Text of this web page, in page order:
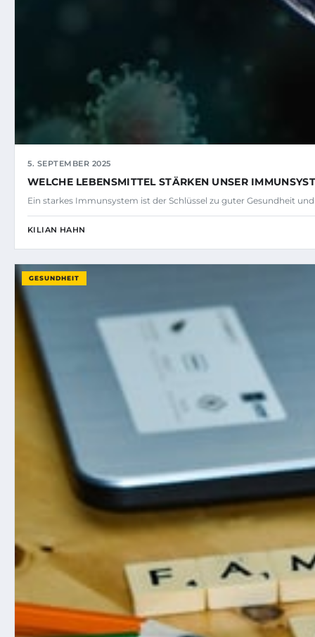
5. SEPTEMBER 2025
WELCHE LEBENSMITTEL STÄRKEN UNSER
Ein starkes Immunsystem ist der Schlüssel zu guter Gesundheit
KILIAN HAHN
GESUNDHEIT